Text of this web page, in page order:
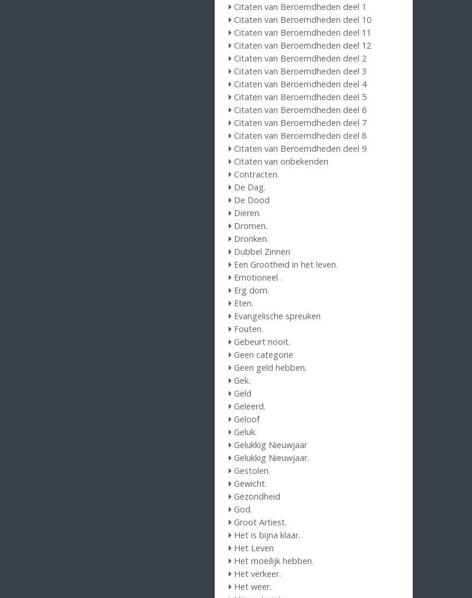
Citaten van Beroemdheden deel 1
Citaten van Beroemdheden deel 10
Citaten van Beroemdheden deel 11
Citaten van Beroemdheden deel 12
Citaten van Beroemdheden deel 2
Citaten van Beroemdheden deel 3
Citaten van Beroemdheden deel 4
Citaten van Beroemdheden deel 5
Citaten van Beroemdheden deel 6
Citaten van Beroemdheden deel 7
Citaten van Beroemdheden deel 8
Citaten van Beroemdheden deel 9
Citaten van onbekenden
Contracten.
De Dag.
De Dood
Dieren.
Dromen.
Dronken.
Dubbel Zinnen
Een Grootheid in het leven.
Emotioneel .
Erg dom.
Eten.
Evangelische spreuken
Fouten.
Gebeurt nooit.
Geen categorie
Geen geld hebben.
Gek.
Geld
Geleerd.
Geloof
Geluk.
Gelukkig Nieuwjaar
Gelukkig Nieuwjaar.
Gestolen.
Gewicht.
Gezondheid
God.
Groot Artiest.
Het is bijna klaar.
Het Leven
Het moeilijk hebben.
Het verkeer.
Het weer.